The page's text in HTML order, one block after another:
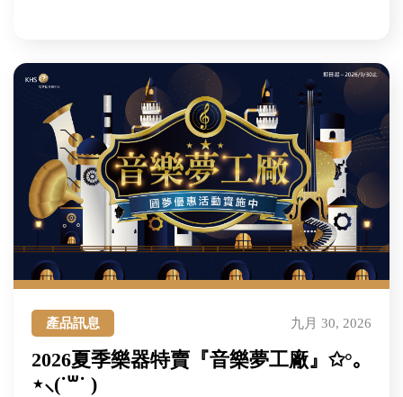
產品訊息 九月 30, 2026
2026夏季樂器特賣『音樂夢工廠』✩°｡
⋆⸜(˙꒳˙ )